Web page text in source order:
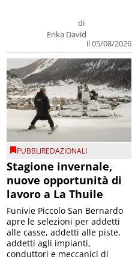
di
Erika David
il 05/08/2026
PUBBLIREDAZIONALI
Stagione invernale,
nuove opportunità di
lavoro a La Thuile
Funivie Piccolo San Bernardo
apre le selezioni per addetti
alle casse, addetti alle piste,
addetti agli impianti,
conduttori e meccanici di